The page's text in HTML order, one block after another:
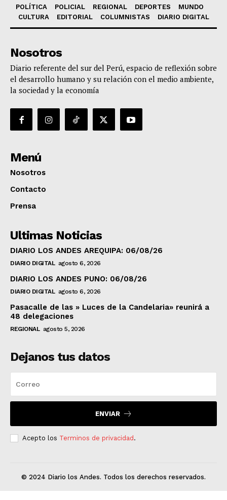
POLÍTICA POLICIAL REGIONAL DEPORTES
MUNDO
CULTURA
EDITORIAL COLUMNISTAS DIARIO DIGITAL
Nosotros
Diario referente del sur del Perú, espacio de reflexión sobre
el desarrollo humano y su relación con el medio ambiente,
la sociedad y la economía
Menú
Nosotros
Contacto
Prensa
Ultimas Noticias
DIARIO LOS ANDES AREQUIPA: 06/08/26
DIARIO DIGITAL agosto 6, 2026
DIARIO LOS ANDES PUNO: 06/08/26
DIARIO DIGITAL agosto 6, 2026
Pasacalle de las » Luces de la Candelaria» reunirá a
48 delegaciones
REGIONAL agosto 5, 2026
Dejanos tus datos
ENVIAR
Acepto los Terminos de privacidad.
© 2024 Diario los Andes. Todos los derechos reservados.